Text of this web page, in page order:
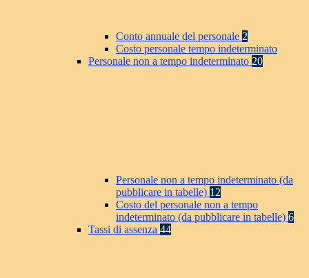
Conto annuale del personale 2
Costo personale tempo indeterminato
Personale non a tempo indeterminato 20
Personale non a tempo indeterminato (da
pubblicare in tabelle) 12
Costo del personale non a tempo
indeterminato (da pubblicare in tabelle) 6
Tassi di assenza 44